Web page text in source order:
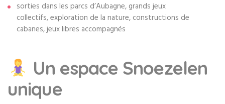
sorties dans les parcs d’Aubagne, grands jeux
collectifs, exploration de la nature, constructions de
cabanes, jeux libres accompagnés
Un espace Snoezelen
unique